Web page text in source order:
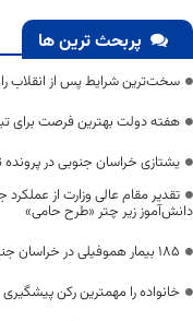
پربحث ترین ها
سخت‌ترین شرایط پس از انقلاب
هفته دولت بهترین فرصت برای
یشتازی خراسان جنوبی در
دانش‌آموز زیر چتر «طرح حامی»
۱۸۵ بیمار هموفیلی در خراسان جنوبی تحت پوشش خدمات بیمه سلامت قرار دارند
خانواده را مهمترین رکن